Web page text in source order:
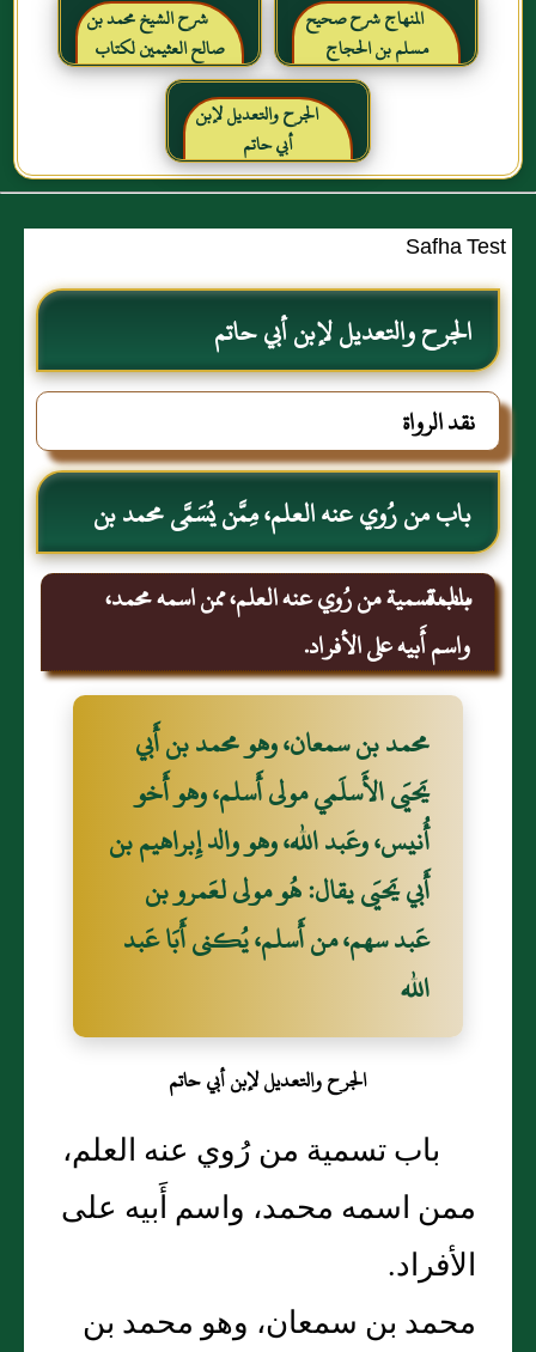
المنهاج شرح صحيح
مسلم بن الحجاج
شرح الشيخ محمد بن
صالح العثيمين لكتاب
رياض الصالحين للإمام
النووي رحمهم الله تعالىالجرح والتعديل لإبن
أبي حاتم
Safha Test
الجرح والتعديل لإبن أبي حاتم
نقد الرواة
باب من رُوي عنه العلم، مِمَّن يُسَمَّى محمد بن
سلمة.
باب تسمية من رُوي عنه العلم، ممن اسمه محمد،
واسم أَبيه على الأفراد.
محمد بن سمعان، وهو محمد بن أَبي
يَحيَى الأَسلَمي مولى أَسلم، وهو أَخو
أُنيس، وعَبد الله، وهو والد إِبراهيم بن
أَبي يَحيَى يقال: هُو مولى لعَمرو بن
عَبد سهم، من أَسلم، يُكنى أَبَا عَبد
الله
الجرح والتعديل لإبن أبي حاتم
باب تسمية من رُوي عنه العلم،
ممن اسمه محمد، واسم أَبيه على
الأفراد.
محمد بن سمعان، وهو محمد بن